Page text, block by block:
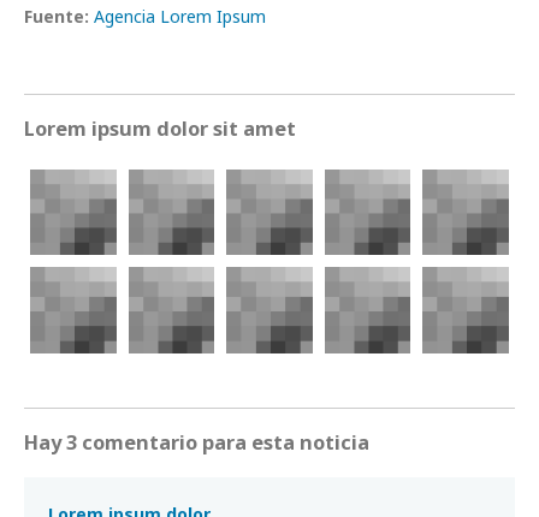
Fuente: Agencia Lorem Ipsum
Lorem ipsum dolor sit amet
Hay 3 comentario para esta noticia